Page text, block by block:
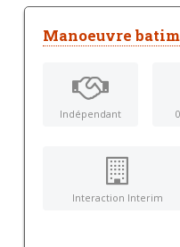
Manoeuvre
Indépendant
Interaction Interim